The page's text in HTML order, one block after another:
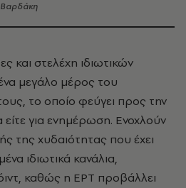
Βαρδάκη
και στελέχη ιδιωτικών
μεγάλο μέρος του
το οποίο φεύγει προς την
είτε για ενημέρωση. Ενοχλούν
της χυδαιότητας που έχει
ιδιωτικά κανάλια,
καθώς η ΕΡΤ προβάλλει